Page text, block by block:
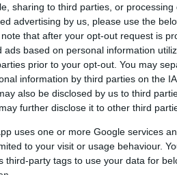
sharing to third parties, or
advertising by us, please use the
that after your opt-out request is
based on personal information
prior to your opt-out. You may
information by third parties on the
also be disclosed by us to third
further disclose it to other third
uses one or more Google services
to your visit or usage behaviour.
third-party tags to use your data for